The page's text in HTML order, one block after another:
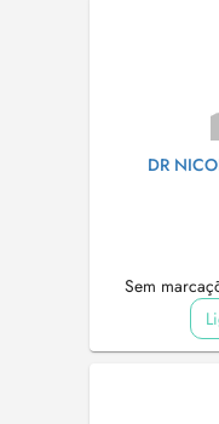
DR
Sem